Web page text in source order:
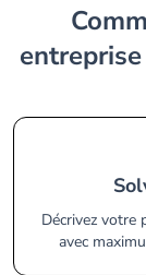
Comment trouver le meilleur
Décrivez votre
avec